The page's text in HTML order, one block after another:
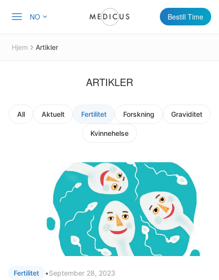
NO Bestill Time
Hjem Artikler
ARTIKLER
All Aktuelt Fertilitet Forskning Graviditet
Kvinnehelse
Fertilitet •September 28, 2023